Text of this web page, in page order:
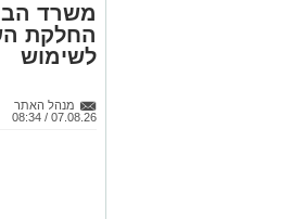
משרד
החלקת
לשימוש
מנהל האתר
07.08.26 / 08:34